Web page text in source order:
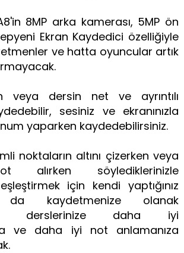
8MP arka kamerası, 5MP ön
Ekran Kaydedici özelliğiyle
ve hatta oyuncular artık
veya dersin net ve ayrıntılı
sesiniz ve ekranınızla
yaparken kaydedebilirsiniz.
noktaların altını çizerken veya
alırken söylediklerinizle
için kendi yaptığınız
da kaydetmenize olanak
derslerinize daha iyi
ve daha iyi not anlamanıza